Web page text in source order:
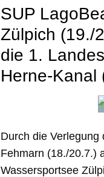
SUP
Zülpich (19./
die 1.
Herne-Kanal
Durch die
Fehmarn (18./20.7.)
Wassersportsee